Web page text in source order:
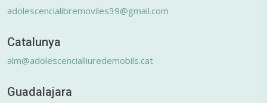
adolescencialibremoviles39@gmail.com
Catalunya
alm@adolescencialliuredemobils.cat
Guadalajara